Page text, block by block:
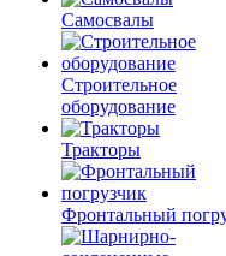
Самосвалы
Строительное
оборудование
Тракторы
Фронтальный